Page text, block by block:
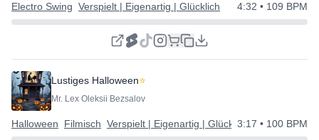
Electro Swing Verspielt | Eigenartig | Glücklich 4:32 • 109 BPM
Lustiges Halloween⭐
Mr. Lex Oleksii Bezsalov
Halloween Filmisch Verspielt | Eigenartig | Glücklich
3:17 • 100 BPM